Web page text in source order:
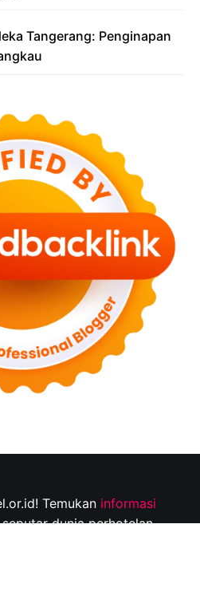
Tangerang: Penginapan
Temukan informasi
dunia perhotelan,